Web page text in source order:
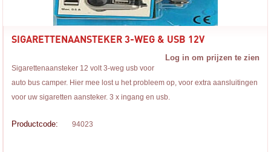
SIGARETTENAANSTEKER 3-WEG & USB 12V
Log in om prijzen te zien
Sigarettenaansteker 12 volt 3-weg usb voor
auto bus camper. Hier mee lost u het probleem op, voor extra aansluitingen
voor uw sigaretten aansteker. 3 x ingang en usb.
Productcode: 94023